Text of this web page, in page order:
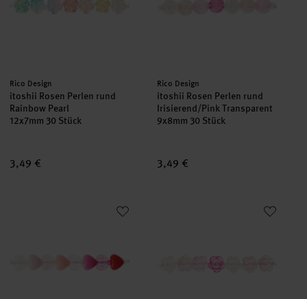
Hersteller:
Rico Design
itoshii Rosen Perlen rund
Rainbow Pearl
12x7mm 30 Stück
3,49 €
Hersteller:
Rico Design
itoshii Rosen Perlen rund
Irisierend/Pink Transparent
9x8mm 30 Stück
3,49 €
itoshii Herz Perlen Rosa/ Irisierend Mixitoshii Rosen Perlen rund